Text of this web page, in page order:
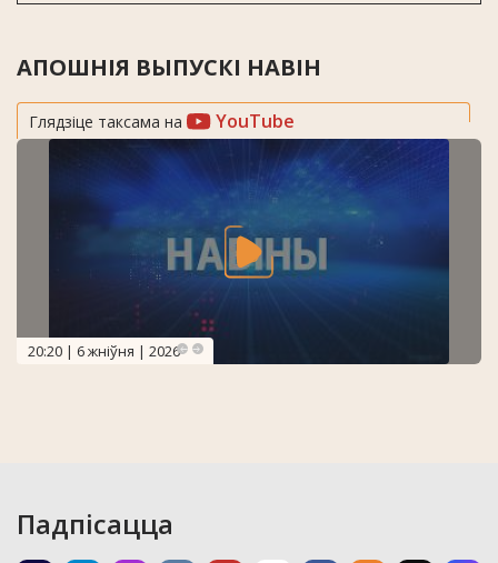
АПОШНІЯ ВЫПУСКІ НАВІН
Глядзіце таксама на YouTube
20:20 | 6 жніўня | 2026
Падпісацца